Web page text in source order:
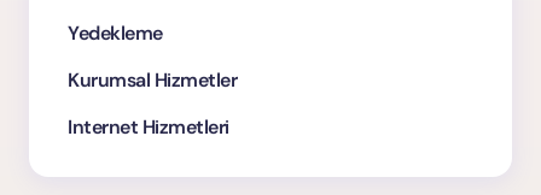
Yedekleme
Kurumsal Hizmetler
Internet Hizmetleri